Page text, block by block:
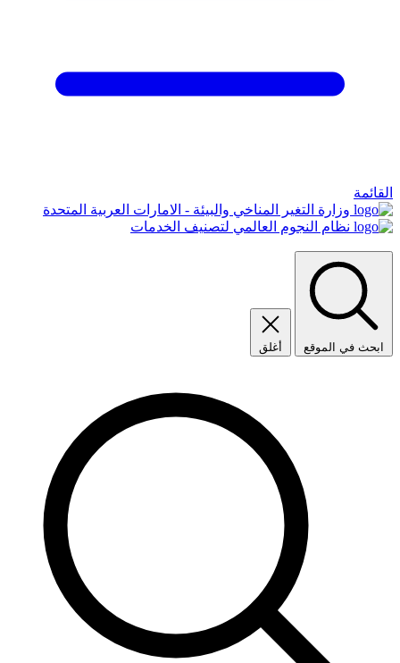
القائمة
وزارة التغير المناخي والبيئة - الامارات العربية المتحدة
نظام النجوم العالمي لتصنيف الخدمات
ابحث في الموقع أغلق